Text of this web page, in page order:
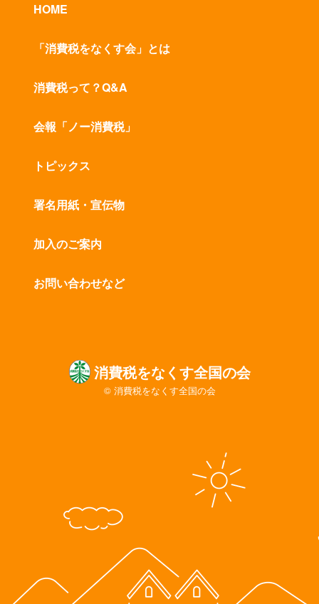
HOME
「消費税をなくす会」とは
消費税って？Q&A
会報「ノー消費税」
トピックス
署名用紙・宣伝物
加入のご案内
お問い合わせなど
消費税をなくす全国の会
© 消費税をなくす全国の会